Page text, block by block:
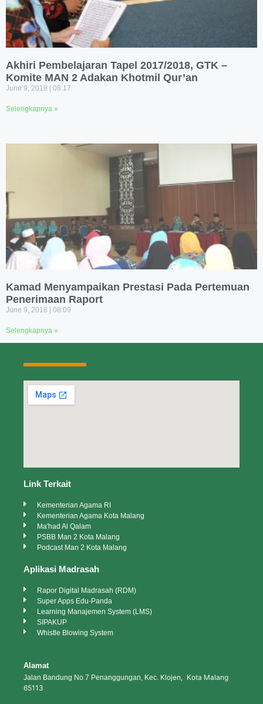
Akhiri Pembelajaran Tapel 2017/2018, GTK –
Komite MAN 2 Adakan Khotmil Qur’an
June 9, 2018 08:17
Selengkapnya »
Kamad Menyampaikan Prestasi Pada Pertemuan
Penerimaan Raport
June 9, 2018 08:09
Selengkapnya »
Link Terkait
Kementerian Agama RI
Kementerian Agama Kota Malang
Ma'had Al Qalam
PSBB Man 2 Kota Malang
Podcast Man 2 Kota Malang
Aplikasi Madrasah
Rapor Digital Madrasah (RDM)
Super Apps Edu-Panda
Learning Manajemen System (LMS)
SIPAKUP
Whistle Blowing System
Alamat
Jalan Bandung No.7 Penanggungan, Kec. Klojen, Kota Malang
65113